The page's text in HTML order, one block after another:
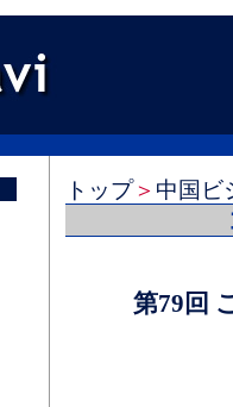
トップ＞ 中国ビ
第79回